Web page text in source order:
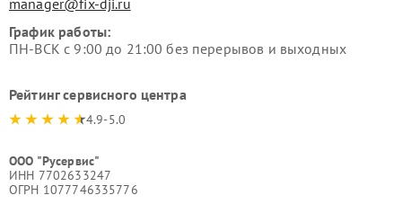
manager@fix-dji.ru
График работы:
ПН-ВСК с 9:00 до 21:00 без перерывов и выходных
Рейтинг сервисного центра
4.9-5.0
ООО "Русервис"
ИНН 7702633247
ОГРН 1077746335776